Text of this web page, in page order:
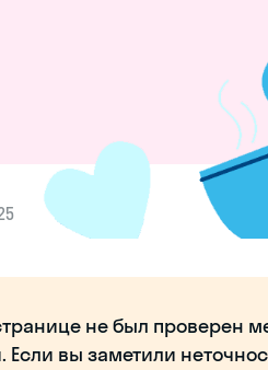
не был проверен
вы заметили